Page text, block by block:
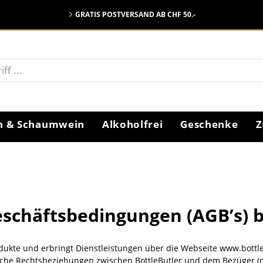
GRATIS POSTVERSAND AB CHF 50.-
& Schaumwein Alkoholfrei Geschenke
Japan
Irland
Deutschland
Frankreich
Jamaica
Mauritius
Aperitif | Bitter
Frankreich
Österreich
Säfte
und erbringt Dienstleistungen über die Webseite
Rechtsbeziehungen zwischen BottleButler und dem